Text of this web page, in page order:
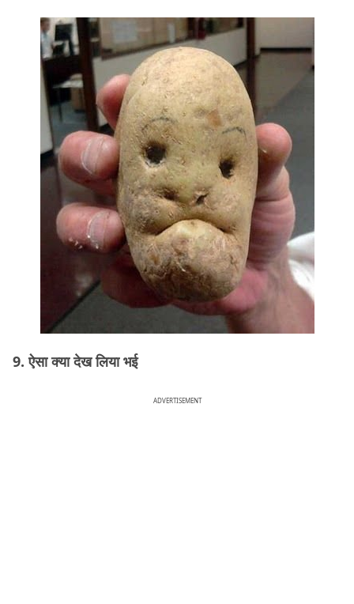
9. ऐसा क्या देख लिया भई
ADVERTISEMENT